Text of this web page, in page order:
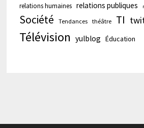
relations humaines relations publiques
Société Tendances théâtre TI
Télévision yulblog Éducation